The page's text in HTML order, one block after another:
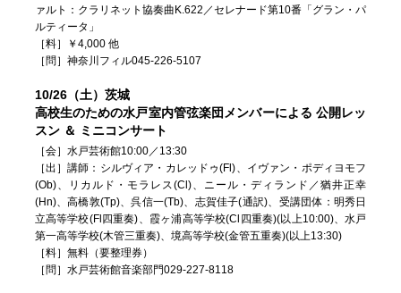
ァルト：クラリネット協奏曲K.622／セレナード第10番「グラン・パ
ルティータ」
［料］￥4,000 他
［問］神奈川フィル045-226-5107
10/26（土）茨城
高校生のための水戸室内管弦楽団メンバーによる 公開レッ
スン ＆ ミニコンサート
［会］水戸芸術館10:00／13:30
［出］講師：シルヴィア・カレッドゥ(Fl)、イヴァン・ポディヨモフ
(Ob)、リカルド・モラレス(Cl)、ニール・ディランド／猶井正幸
(Hn)、高橋敦(Tp)、呉信一(Tb)、志賀佳子(通訳)、受講団体：明秀日
立高等学校(Fl四重奏)、霞ヶ浦高等学校(Cl四重奏)(以上10:00)、水戸
第一高等学校(木管三重奏)、境高等学校(金管五重奏)(以上13:30)
［料］無料（要整理券）
［問］水戸芸術館音楽部門029-227-8118